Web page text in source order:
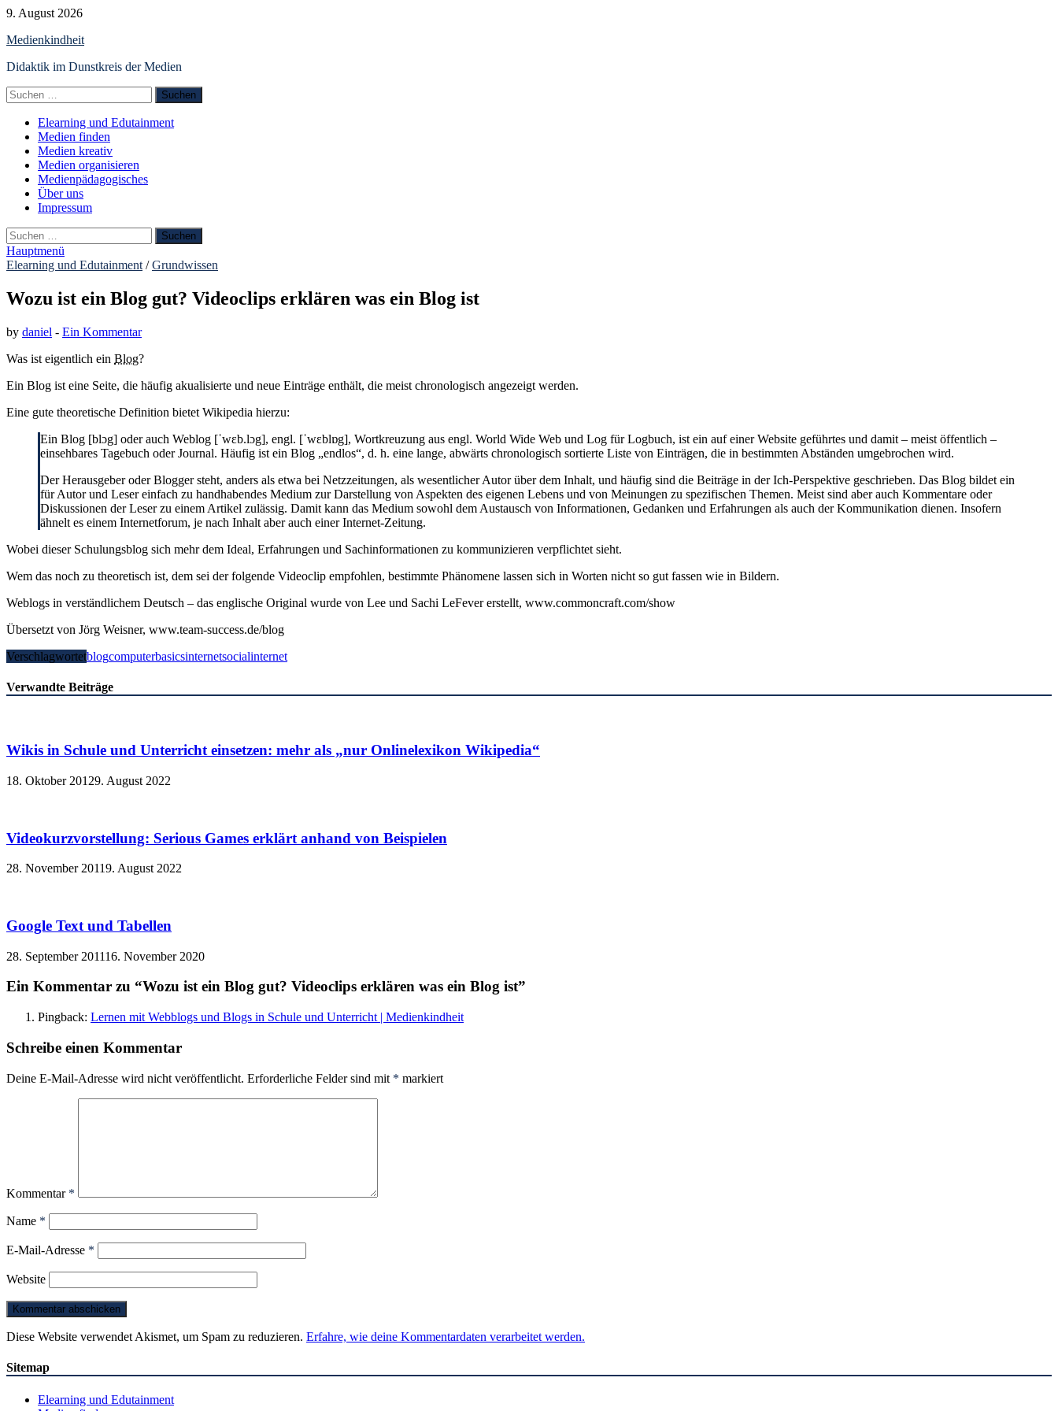
Zum
springen
9. August 2026
Medienkindheit
Didaktik im Dunstkreis der Medien
Suchen
nach:
Elearning und Edutainment
Medien finden
Medien kreativ
Medien organisieren
Medienpädagogisches
Über uns
Impressum
Suchen
nach:
Hauptmenü
Elearning und Edutainment /Grundwissen
Wozu ist ein Blog gut? Videoclips erklären was ein Blog ist
by daniel - Ein Kommentar
Was ist eigentlich ein Blog?
Ein Blog ist eine Seite, die häufig akualisierte und neue Einträge enthält, die meist chronologisch angezeigt werden.
Eine gute theoretische Definition bietet Wikipedia hierzu:
Ein Blog [blɔg] oder auch Weblog [ˈwɛb.lɔg], engl. [ˈwɛblɒg], Wortkreuzung aus engl. World Wide Web und Log für Logbuch, ist ein auf einer Website geführtes und damit – meist öffentlich –
einsehbares Tagebuch oder Journal. Häufig ist ein Blog „endlos“, d. h. eine lange, abwärts chronologisch sortierte Liste von Einträgen, die in bestimmten Abständen umgebrochen wird.
Der Herausgeber oder Blogger steht, anders als etwa bei Netzzeitungen, als wesentlicher Autor über dem Inhalt, und häufig sind die Beiträge in der Ich-Perspektive geschrieben. Das Blog bildet ein
für Autor und Leser einfach zu handhabendes Medium zur Darstellung von Aspekten des eigenen Lebens und von Meinungen zu spezifischen Themen. Meist sind aber auch Kommentare oder
Diskussionen der Leser zu einem Artikel zulässig. Damit kann das Medium sowohl dem Austausch von Informationen, Gedanken und Erfahrungen als auch der Kommunikation dienen. Insofern
ähnelt es einem Internetforum, je nach Inhalt aber auch einer Internet-Zeitung.
Wobei dieser Schulungsblog sich mehr dem Ideal, Erfahrungen und Sachinformationen zu kommunizieren verpflichtet sieht.
Wem das noch zu theoretisch ist, dem sei der folgende Videoclip empfohlen, bestimmte Phänomene lassen sich in Worten nicht so gut fassen wie in Bildern.
Weblogs in verständlichem Deutsch – das englische Original wurde von Lee und Sachi LeFever erstellt, www.commoncraft.com/show
Übersetzt von Jörg Weisner, www.team-success.de/blog
Verschlagwortetblogcomputerbasicsinternetsocialinternet
Verwandte Beiträge
Wikis in Schule und Unterricht einsetzen: mehr als „nur Onlinelexikon Wikipedia“
18. Oktober 20129. August 2022
Videokurzvorstellung: Serious Games erklärt anhand von Beispielen
28. November 20119. August 2022
Google Text und Tabellen
28. September 201116. November 2020
Ein Kommentar zu “Wozu ist ein Blog gut? Videoclips erklären was ein Blog ist”
Pingback: Lernen mit Webblogs und Blogs in Schule und Unterricht | Medienkindheit
Schreibe einen Kommentar
Deine E-Mail-Adresse wird nicht veröffentlicht. Erforderliche Felder sind mit * markiert
Kommentar *
Name *
E-Mail-Adresse *
Website
Diese Website verwendet Akismet, um Spam zu reduzieren. Erfahre, wie deine Kommentardaten verarbeitet werden.
Sitemap
Elearning und Edutainment